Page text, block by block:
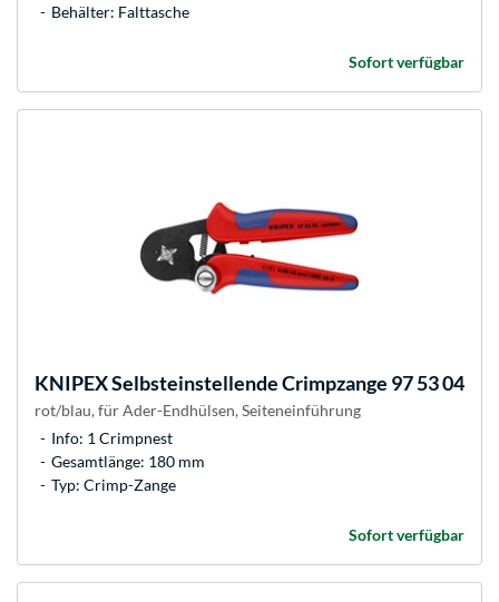
Behälter: Falttasche
Sofort verfügbar
KNIPEXSelbsteinstellende Crimpzange 97 53 04
rot/blau, für Ader-Endhülsen, Seiteneinführung
Info: 1 Crimpnest
Gesamtlänge: 180 mm
Typ: Crimp-Zange
Sofort verfügbar